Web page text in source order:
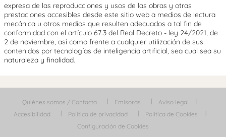
expresa de las reproducciones y usos de las obras y otras
prestaciones accesibles desde este sitio web a medios de lectura
mecánica u otros medios que resulten adecuados a tal fin de
conformidad con el artículo 67.3 del Real Decreto - ley 24/2021, de
2 de noviembre, así como frente a cualquier utilización de sus
contenidos por tecnologías de inteligencia artificial, sea cual sea su
naturaleza y finalidad.
Quiénes somos / Contacta Emisoras
Aviso legal
Accesibilidad
Política de privacidad
Política de Cookies
Configuración de Cookies